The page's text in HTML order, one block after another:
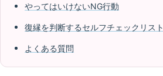
やってはいけないNG行動
復縁を判断するセルフチェックリスト
よくある質問